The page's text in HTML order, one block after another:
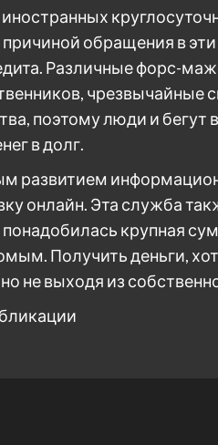
обращения в
Различные форс-
чрезвычайные
поэтому люди и бегут
в долг.
развитием
онлайн. Эта служба
крупная
Получить деньги,
не выходя из